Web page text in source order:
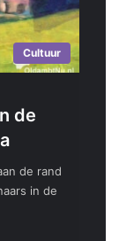
Cultuur
de
de rand
in de